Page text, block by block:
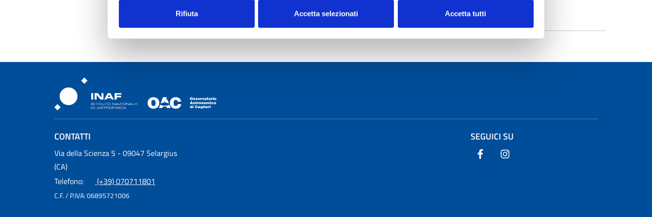
Rifiuta Accetta selezionati Accetta tutti
Osservatorio Astronomico Cagliari
CONTATTI
Osservatorio Astronomico Cagliari
Via della Scienza 5 - 09047 Selargius
(CA)
Telefono:
(+39) 070711801
C.F. / P.IVA:06895721006
SEGUICI SU
Seguici su Facebook